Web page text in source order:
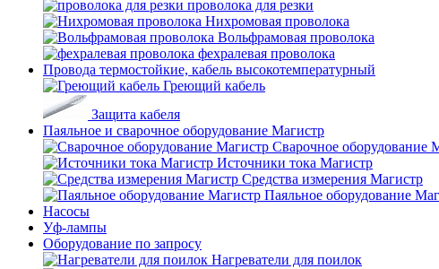
проволока для резки
Нихромовая проволока
Вольфрамовая проволока
фехралевая проволока
Провода термостойкие, кабель высокотемпературный
Греющий кабель
Защита кабеля
Паяльное и сварочное оборудование Магистр
Сварочное оборудование
Источники тока Магистр
Средства измерения Магистр
Паяльное оборудование
Насосы
Уф-лампы
Оборудование по запросу
Нагреватели для поилок